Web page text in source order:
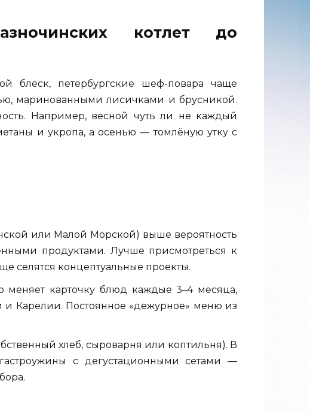
котлет до
блеск, петербургские шеф-повара чаще
маринованными лисичками и брусникой.
Например, весной чуть ли не каждый
и укропа, а осенью — томлёную утку с
или Малой Морской) выше вероятность
продуктами. Лучше присмотреться к
селятся концептуальные проекты.
меняет карточку блюд каждые 3–4 месяца,
и Карелии. Постоянное «дежурное» меню из
хлеб, сыроварня или коптильня). В
с дегустационными сетами —